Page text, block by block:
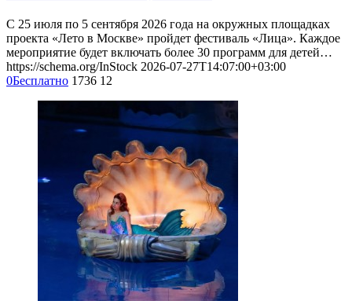
С 25 июля по 5 сентября 2026 года на окружных площадках
проекта «Лето в Москве» пройдет фестиваль «Лица». Каждое
мероприятие будет включать более 30 программ для детей…
https://schema.org/InStock 2026-07-27T14:07:00+03:00
0Бесплатно 1736 12